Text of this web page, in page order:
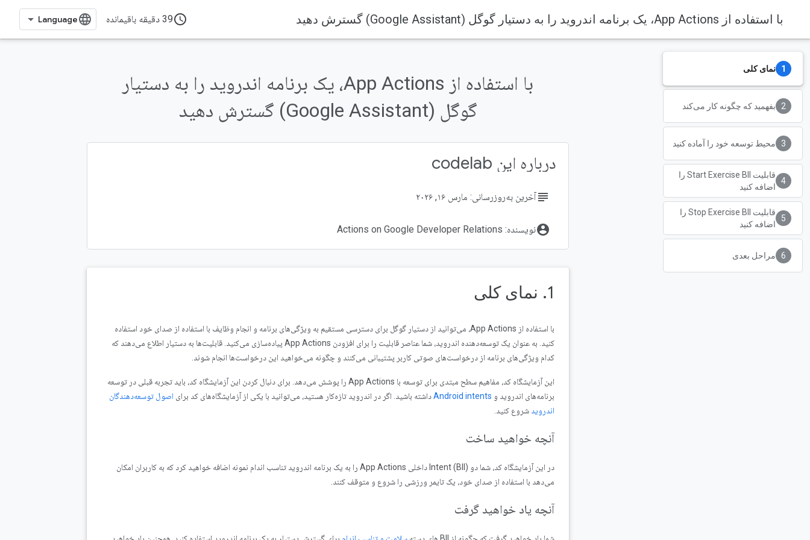
با استفاده از App Actions، یک برنامه اندروید را به دستیار گوگل (Google Assistant) گسترش دهید access_time39 دقیقه باقیمانده
نمای کلی
بفهمید که چگونه کار می‌کند
محیط توسعه خود را آماده کنید
قابلیت Start Exercise BII را
اضافه کنید
قابلیت Stop Exercise BII را
اضافه کنید
مراحل بعدی
با استفاده از App Actions، یک برنامه اندروید را به دستیار
گوگل (Google Assistant) گسترش دهید
درباره این codelab
subjectآخرین به‌روزرسانی: مارس ۱۶, ۲۰۲۶
account_circleنویسنده: Actions on Google Developer Relations
1. نمای کلی
با استفاده از App Actions، می‌توانید از دستیار گوگل برای دسترسی مستقیم به ویژگی‌های برنامه و انجام وظایف با استفاده از صدای خود استفاده
کنید. به عنوان یک توسعه‌دهنده اندروید، شما عناصر قابلیت را برای افزودن App Actions پیاده‌سازی می‌کنید. قابلیت‌ها به دستیار اطلاع می‌دهند که
کدام ویژگی‌های برنامه از درخواست‌های صوتی کاربر پشتیبانی می‌کنند و چگونه می‌خواهید این درخواست‌ها انجام شوند.
این آزمایشگاه کد، مفاهیم سطح مبتدی برای توسعه با App Actions را پوشش می‌دهد. برای دنبال کردن این آزمایشگاه کد، باید تجربه قبلی در توسعه
برنامه‌های اندروید و Android intentsداشته باشید. اگر در اندروید تازه‌کار هستید، می‌توانید با یکی از آزمایشگاه‌های کد برای اصول توسعه‌دهندگان
اندروید شروع کنید.
آنچه خواهید ساخت
در این آزمایشگاه کد، شما دو Intent (BII) داخلی App Actions را به یک برنامه اندروید تناسب اندام نمونه اضافه خواهید کرد که به کاربران امکان
می‌دهد با استفاده از صدای خود، یک تایمر ورزشی را شروع و متوقف کنند.
آنچه یاد خواهید گرفت